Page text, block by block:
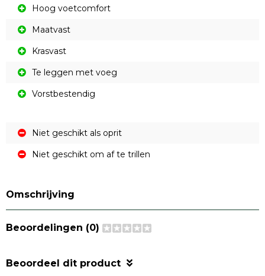
Hoog voetcomfort
Maatvast
Krasvast
Te leggen met voeg
Vorstbestendig
Niet geschikt als oprit
Niet geschikt om af te trillen
Omschrijving
Beoordelingen (0)
Beoordeel dit product